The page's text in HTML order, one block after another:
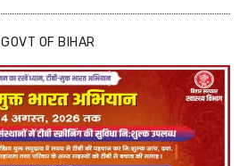
GOVT OF BIHAR